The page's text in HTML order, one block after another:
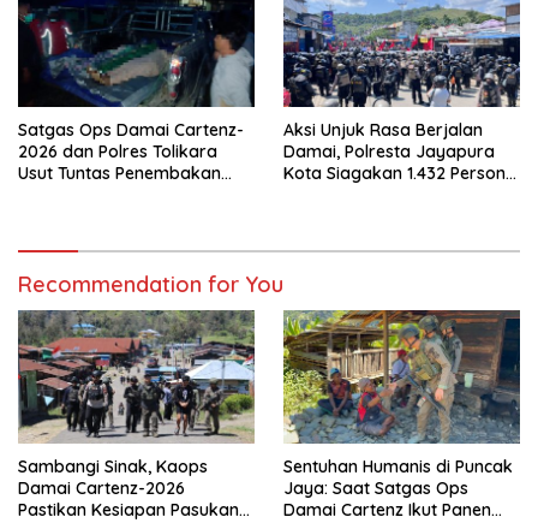
Satgas Ops Damai Cartenz-
2026 dan Polres Tolikara
Usut Tuntas Penembakan
Aksi Unjuk Rasa Berjalan
Damai, Polresta Jayapura
Kota Siagakan 1.432 Personel
Recommendation for You
Sambangi Sinak, Kaops
Damai Cartenz-2026
Pastikan Kesiapan Pasukan
Sentuhan Humanis di Puncak
Jaya: Saat Satgas Ops
Damai Cartenz Ikut Panen